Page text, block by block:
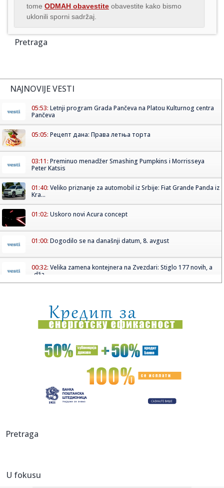
tome ODMAH obavestite obavestite kako bismo
uklonili sporni sadržaj.
Pretraga
NAJNOVIJE VESTI
05:53: Letnji program Grada Pančeva na Platou Kulturnog centra
Pančeva
05:05: Рецепт дана: Права летња торта
03:11: Preminuo menadžer Smashing Pumpkins i Morrisseya
Peter Katsis
01:40: Veliko priznanje za automobil iz Srbije: Fiat Grande Panda iz
Kra...
01:02: Uskoro novi Acura concept
01:00: Dogodilo se na današnji datum, 8. avgust
00:32: Velika zamena kontejnera na Zvezdari: Stiglo 177 novih, a
„dža...
00:03:Na današnji dan, 8. avgust
00:03:Volkswagen menja poslovnu strategiju u SAD
PARTIZAN TRLJA RUKE: Transfer Saše Lukića doneo crno-
23:48:Otišao iz Arsenala pre nego što su podigli trofej – vratio
...
23:42:
Pretraga
U fokusu